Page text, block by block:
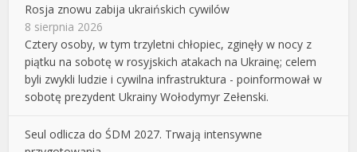
Rosja znowu zabija ukraińskich cywilów
8 sierpnia 2026
Cztery osoby, w tym trzyletni chłopiec, zginęły w nocy z
piątku na sobotę w rosyjskich atakach na Ukrainę; celem
byli zwykli ludzie i cywilna infrastruktura - poinformował w
sobotę prezydent Ukrainy Wołodymyr Zełenski.
Seul odlicza do ŚDM 2027. Trwają intensywne